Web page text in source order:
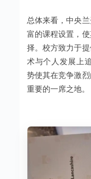
总体来看，中央
富的课程设置，
择。校方致力于
术与个人发展上
势使其在竞争激
重要的一席之地。